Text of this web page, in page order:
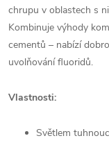
chrupu v oblastech s
Kombinuje výhody
cementů – nabízí
uvolňování fluoridů.
Vlastnosti:
Světlem